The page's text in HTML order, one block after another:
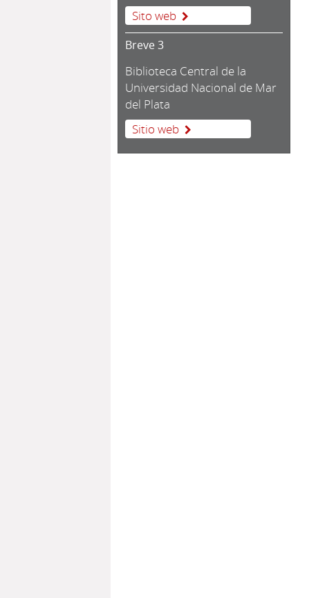
Sito web
Breve 3
Biblioteca Central de la
Universidad Nacional de Mar
del Plata
Sitio web